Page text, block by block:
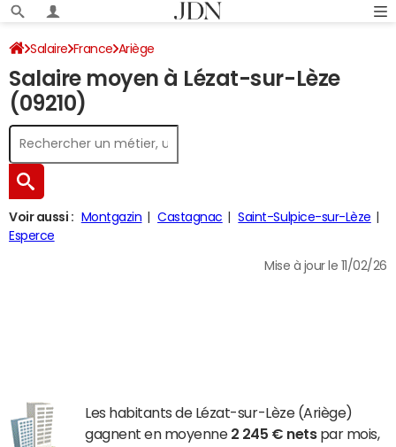
Salaire France Ariège
Salaire moyen à Lézat-sur-Lèze
(09210)
Voir aussi : Montgazin Castagnac
Saint-Sulpice-sur-Lèze
Esperce
Mise à jour le 11/02/26
Les habitants de Lézat-sur-Lèze (Ariège)
gagnent en moyenne 2 245 € netspar mois,